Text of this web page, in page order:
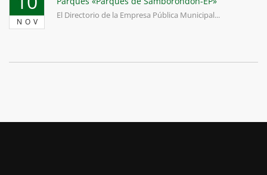
NOV
El Directorio de la Empresa Pública Municipal...